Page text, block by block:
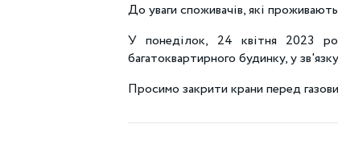
До уваги споживачів, які
У понеділок, 24 квітня 2023
багатоквартирного будинку, у
Просимо закрити крани перед